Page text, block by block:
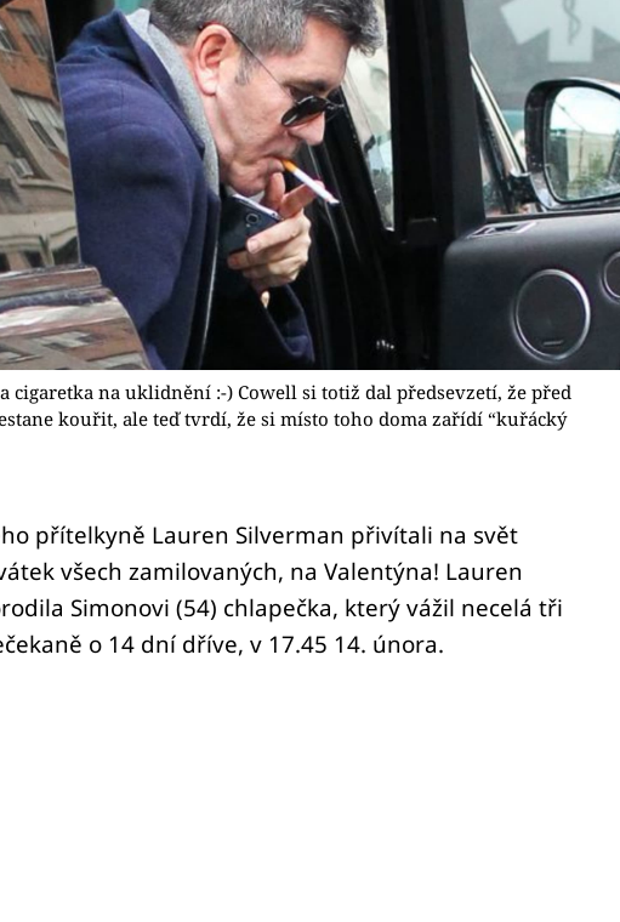
cigaretka na uklidnění :-) Cowell si totiž dal předsevzetí, že před
kouřit, ale teď tvrdí, že si místo toho doma zařídí “kuřácký
přítelkyně Lauren Silverman přivítali na svět
všech zamilovaných, na Valentýna! Lauren
Simonovi (54) chlapečka, který vážil necelá tři
o 14 dní dříve, v 17.45 14. února.